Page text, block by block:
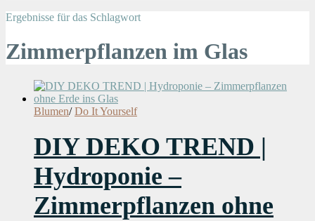
Ergebnisse für das Schlagwort
Zimmerpflanzen im Glas
Blumen/ Do It Yourself
DIY DEKO TREND |
Hydroponie –
Zimmerpflanzen ohne